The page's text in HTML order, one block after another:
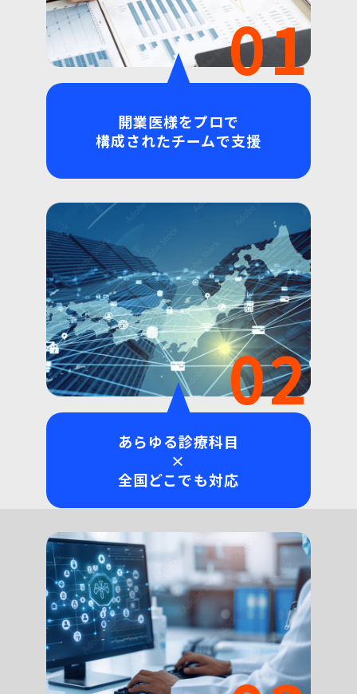
01
開業医様をプロで
構成されたチームで支援
02
あらゆる診療科目
×
全国どこでも対応